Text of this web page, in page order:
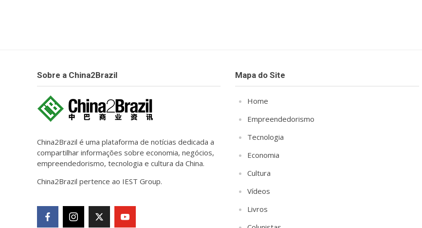
Sobre a China2Brazil
China2Brazil é uma plataforma de notícias dedicada a
compartilhar informações sobre economia, negócios,
empreendedorismo, tecnologia e cultura da China.
China2Brazil pertence ao IEST Group.
Mapa do Site
Home
Empreendedorismo
Tecnologia
Economia
Cultura
Vídeos
Livros